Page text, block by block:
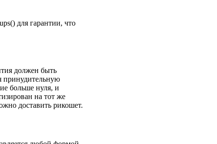
для гарантии, что
должен быть
принудительную
больше нуля, и
на тот же
доставить рикошет.